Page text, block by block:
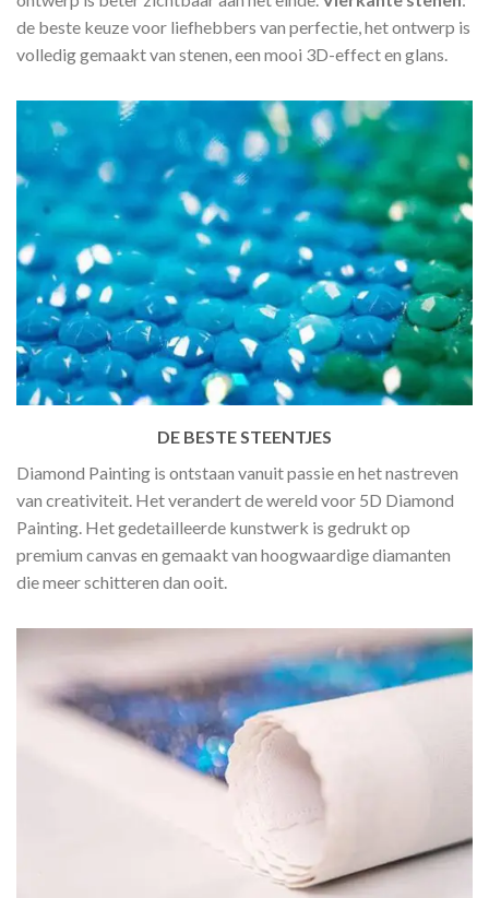
de beste keuze voor liefhebbers van perfectie, het ontwerp is
volledig gemaakt van stenen, een mooi 3D-effect en glans.
DE BESTE STEENTJES
Diamond Painting is ontstaan vanuit passie en het nastreven
van creativiteit. Het verandert de wereld voor 5D Diamond
Painting. Het gedetailleerde kunstwerk is gedrukt op
premium canvas en gemaakt van hoogwaardige diamanten
die meer schitteren dan ooit.